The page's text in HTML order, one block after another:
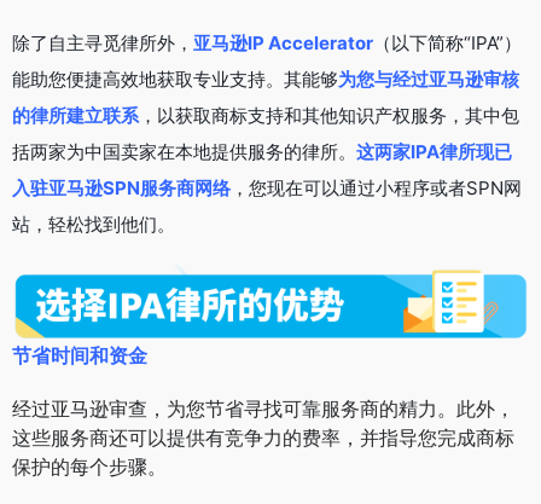
除了自主寻觅律所外， 亚马逊IP Accelerator （以下简称“IPA”）
能助您便捷高效地获取专业支持。其能够为您与经过亚马逊审核
的律所建立联系，以获取商标支持和其他知识产权服务，其中包
括两家为中国卖家在本地提供服务的律所。 这两家IPA律所现已
入驻亚马逊SPN服务商网络，您现在可以通过小程序或者SPN网
站，轻松找到他们。
节省时间和资金
经过亚马逊审查，为您节省寻找可靠服务商的精力。此外，
这些服务商还可以提供有竞争力的费率，并指导您完成商标
保护的每个步骤。